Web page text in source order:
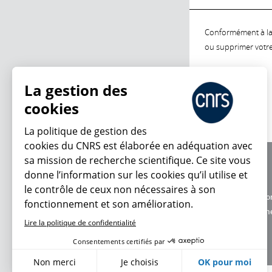
Conformément à
ou supprimer
Charte
Données
La gestion des
cookies
La politique de gestion des
cookies du CNRS est élaborée en adéquation avec
sa mission de recherche scientifique. Ce site vous
donne l’information sur les cookies qu’il utilise et
le contrôle de ceux non nécessaires à son
fonctionnement et son amélioration.
Lire la politique de confidentialité
Consentements certifiés par
Non merci Je choisis OK pour moi